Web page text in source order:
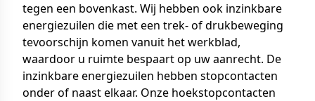
tegen een bovenkast. Wij hebben ook inzinkbare
energiezuilen die met een trek- of drukbeweging
tevoorschijn komen vanuit het werkblad,
waardoor u ruimte bespaart op uw aanrecht. De
inzinkbare energiezuilen hebben stopcontacten
onder of naast elkaar. Onze hoekstopcontacten